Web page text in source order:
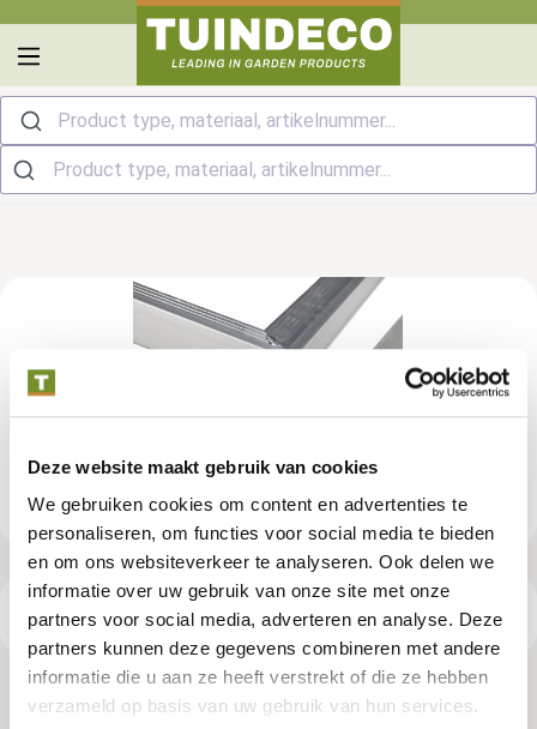
Deze website maakt gebruik van cookies
We gebruiken cookies om content en advertenties te
personaliseren, om functies voor social media te bieden
en om ons websiteverkeer te analyseren. Ook delen we
informatie over uw gebruik van onze site met onze
partners voor social media, adverteren en analyse. Deze
partners kunnen deze gegevens combineren met andere
informatie die u aan ze heeft verstrekt of die ze hebben
verzameld op basis van uw gebruik van hun services.
Product type, materiaal, artikelnummer...
Productspecificaties
Aluminium daktrim set t.b.v. DHZ